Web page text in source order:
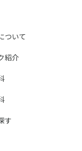
ついて
紹介
す